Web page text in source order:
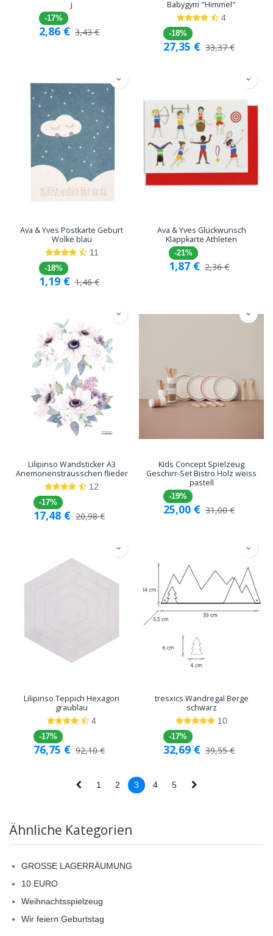
j
-17%
2,86 € 3,43€
Babygym "Himmel"
4
-18%
27,35 € 33,37€
Ava & Yves Postkarte Geburt
Wolke blau
11
-18%
1,19 € 1,46€
Ava & Yves Glückwunsch
Klappkarte Athleten
-21%
1,87 € 2,36€
Lilipinso Wandsticker A3
Anemonensträusschen flieder
12
-17%
17,48 € 20,98€
Kids Concept Spielzeug
Geschirr-Set Bistro Holz weiss
pastell
-19%
25,00 € 31,00€
Lilipinso Teppich Hexagon
graublau
4
-17%
76,75 € 92,10€
tresxics Wandregal Berge
schwarz
10
-17%
32,69 € 39,55€
1 2 3 4 5
Ähnliche Kategorien
GROSSE LAGERRÄUMUNG
10 EURO
Weihnachtsspielzeug
Wir feiern Geburtstag